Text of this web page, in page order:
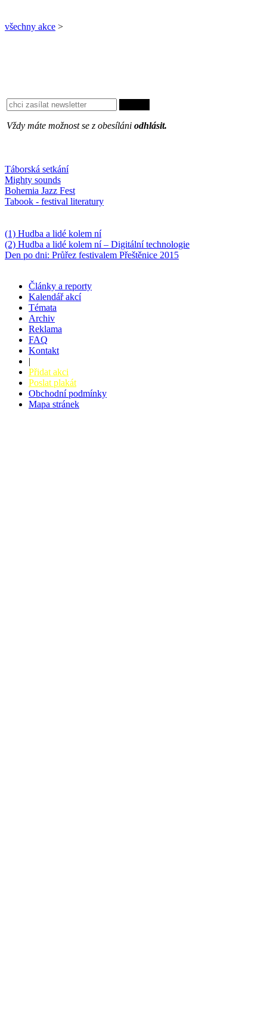
všechny akce >
Vždy máte možnost se z obesíláni odhlásit.
Táborská setkání
Mighty sounds
Bohemia Jazz Fest
Tabook - festival literatury
(1) Hudba a lidé kolem ní
(2) Hudba a lidé kolem ní – Digitální technologie
Den po dni: Průřez festivalem Přeštěnice 2015
Články a reporty
Kalendář akcí
Témata
Archiv
Reklama
FAQ
Kontakt
|
Přidat akci
Poslat plakát
Obchodní podmínky
Mapa stránek